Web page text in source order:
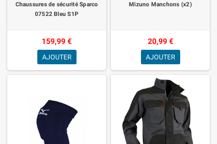
Chaussures de sécurité Sparco
07522 Bleu S1P
159,99 €
AJOUTER
Mizuno Manchons (x2)
20,99 €
AJOUTER